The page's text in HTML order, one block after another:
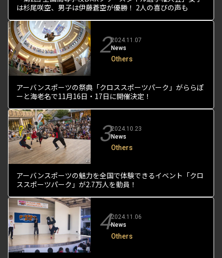
は杉尾咲空、男子は伊藤蒼空が優勝！ 2人の喜びの声も
22024.11.07
News
Others
アーバンスポーツの祭典「クロススポーツパーク」がららぽ
ーと海老名で11月16日・17日に開催決定！
32024.10.23
News
Others
アーバンスポーツの魅力を全国で体験できるイベント「クロ
ススポーツパーク」が2.7万人を動員！
42024.11.06
News
Others